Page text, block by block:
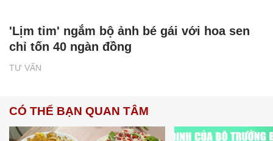
TƯ VẤN
'Lịm tim' ngắm bộ ảnh bé gái với hoa sen
chỉ tốn 40 ngàn đồng
CÓ THỂ BẠN QUAN TÂM